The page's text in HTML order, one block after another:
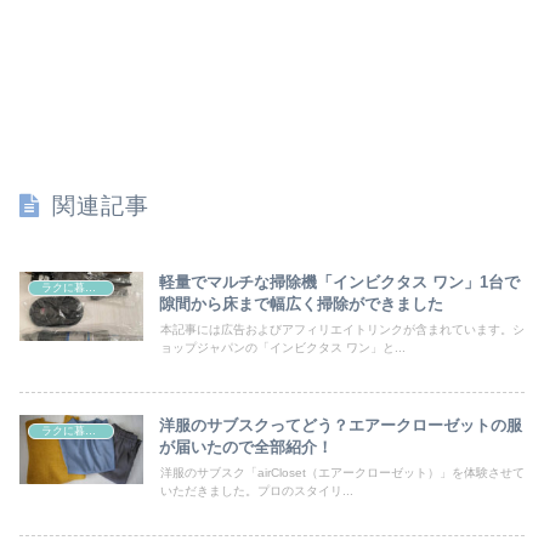
関連記事
軽量でマルチな掃除機「インビクタス ワン」1台で
隙間から床まで幅広く掃除ができました
本記事には広告およびアフィリエイトリンクが含まれています。シ
ョップジャパンの「インビクタス ワン」と...
洋服のサブスクってどう？エアークローゼットの服
が届いたので全部紹介！
洋服のサブスク「airCloset（エアークローゼット）」を体験させて
いただきました。プロのスタイリ...